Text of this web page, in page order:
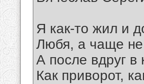
Я как-то жил и
Любя, а чаще
А после вдруг в
Как приворот,